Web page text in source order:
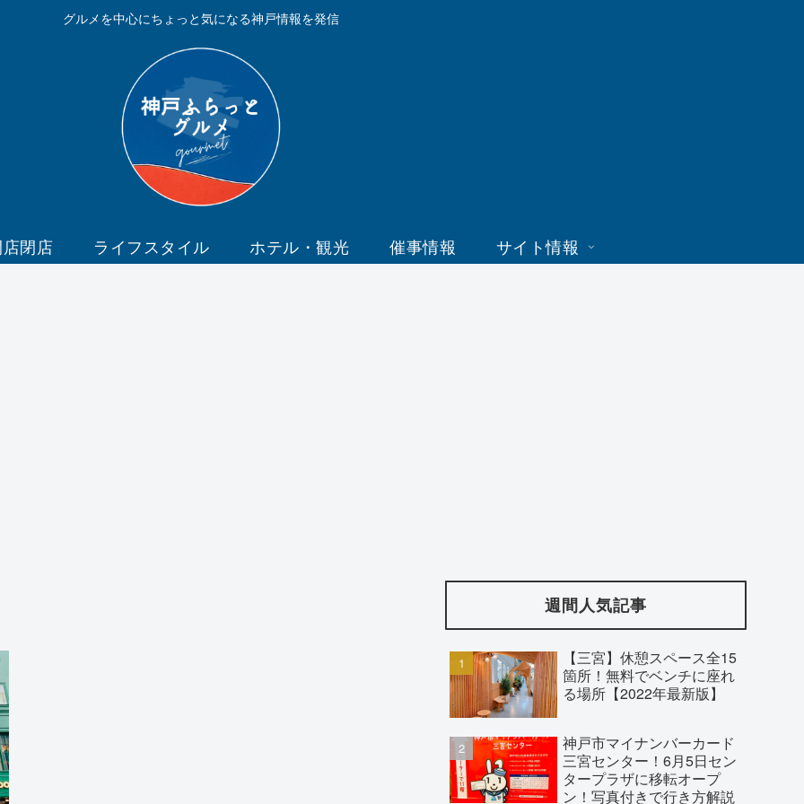
グルメを中心にちょっと気になる神戸情報を発信
閉店 ライフスタイル ホテル・観光 催事情報 サイト情報
週間人気記事
【三宮】休憩スペース全15
箇所！無料でベンチに座れ
る場所【2022年最新版】
神戸市マイナンバーカード
三宮センター！6月5日セン
タープラザに移転オープ
ン！写真付きで行き方解説